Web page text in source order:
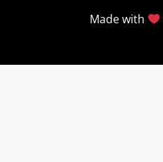
Made with